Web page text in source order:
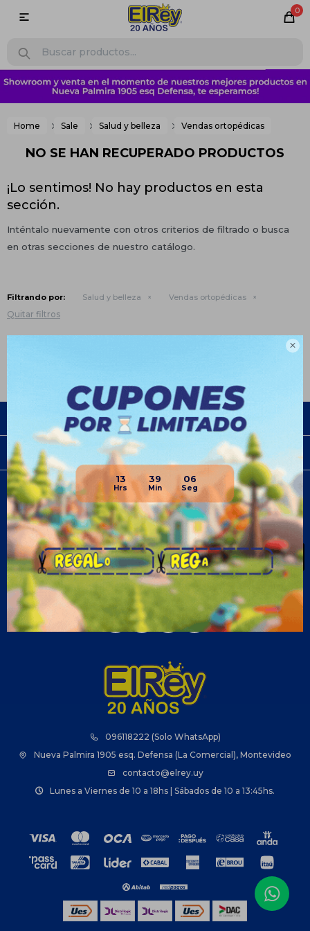

13 39 06
0

Home Sale Salud y belleza Vendas ortopédicas
NO SE HAN RECUPERADO PRODUCTOS
¡Lo sentimos! No hay productos en esta
sección.
Inténtalo nuevamente con otros criterios de filtrado o busca
en otras secciones de nuestro catálogo.
Filtrando por: Salud y belleza Vendas ortopédicas
Quitar filtros
096118222 (Solo WhatsApp)
Nueva Palmira 1905 esq. Defensa (La Comercial), Montevideo
contacto@elrey.uy
Lunes a Viernes de 10 a 18hs | Sábados de 10 a 13:45hs.
Compra
Newsletter
¡Suscribite y recibí todas nuestras novedades!
SUSCRIBIRME
¡Seguinos!
 